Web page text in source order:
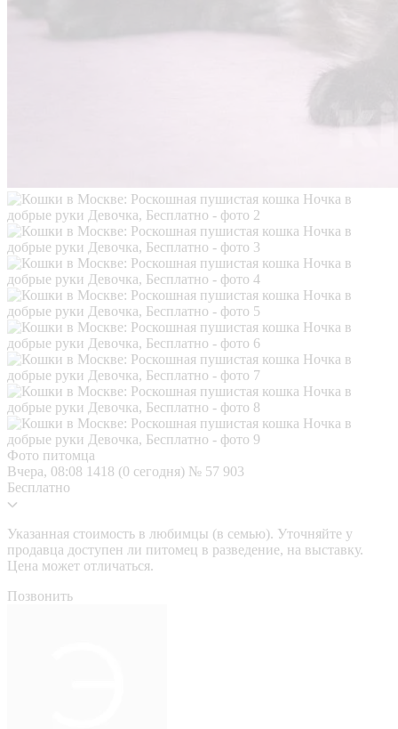
Фото питомца
Вчера, 08:08 1418 (0 сегодня) № 57 903
Бесплатно
Указанная стоимость в любимцы (в семью). Уточняйте у
продавца доступен ли питомец в разведение, на выставку.
Цена может отличаться.
Позвонить